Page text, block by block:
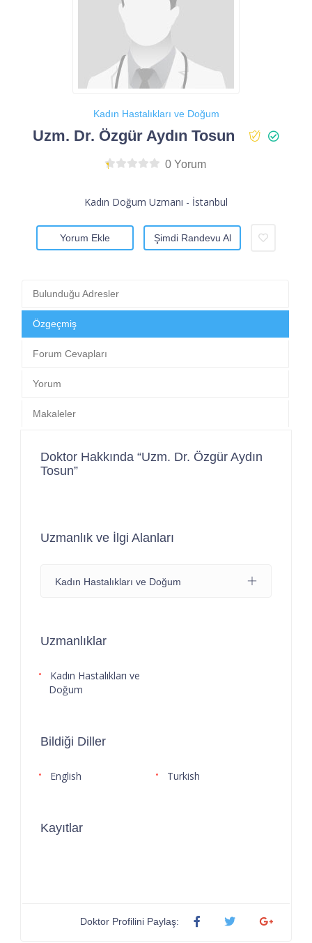
Kadın Hastalıkları ve Doğum
Uzm. Dr. Özgür Aydın Tosun
0 Yorum
Kadın Doğum Uzmanı - İstanbul
Yorum Ekle Şimdi Randevu Al
Bulunduğu Adresler
Özgeçmiş
Forum Cevapları
Yorum
Makaleler
Doktor Hakkında “Uzm. Dr. Özgür Aydın
Tosun”
Uzmanlık ve İlgi Alanları
Kadın Hastalıkları ve Doğum
Uzmanlıklar
Kadın Hastalıkları ve
Doğum
Bildiği Diller
English Turkish
Kayıtlar
Doktor Profilini Paylaş: